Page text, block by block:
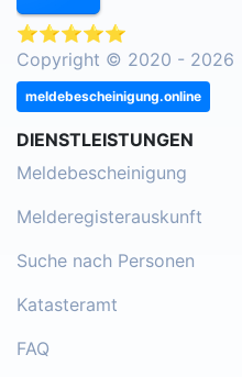
⭐⭐⭐⭐⭐
Copyright © 2020 - 2026
meldebescheinigung.online
DIENSTLEISTUNGEN
Meldebescheinigung
Melderegisterauskunft
Suche nach Personen
Katasteramt
FAQ